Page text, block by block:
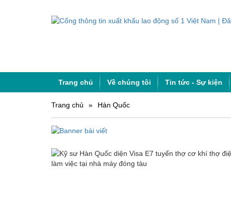
Trang chủ Về chúng tôi Tin tức - Sự kiện
Trang chủ » Hàn Quốc